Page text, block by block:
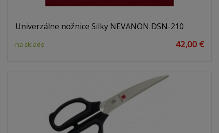
Univerzálne nožnice Silky NEVANON DSN-210
na sklade 42,00 €